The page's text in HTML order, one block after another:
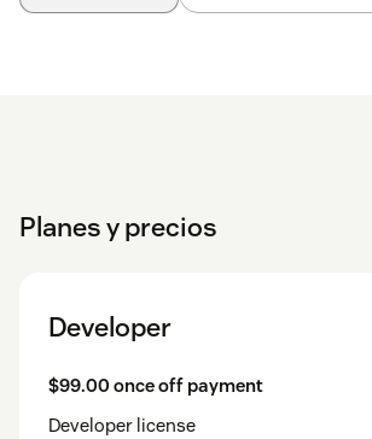
Planes y precios
Developer
$99.00 once off payment
Developer license